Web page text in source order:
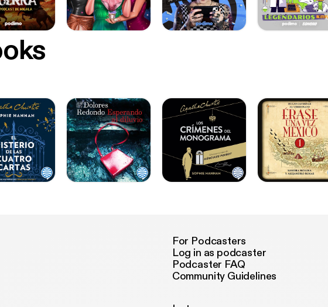
For Podcasters
Log in as podcaster
Podcaster FAQ
Community Guidelines